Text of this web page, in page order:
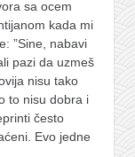
sa ocem
kada mi
”Sine, nabavi
pazi da uzmeš
nisu tako
to nisu dobra i
često
Evo jedne